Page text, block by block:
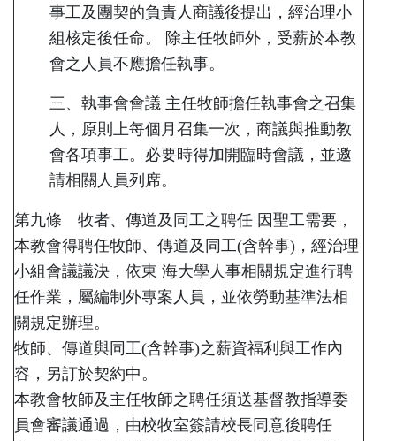
事工及團契的負責人商議後提出，經治理小
組核定後任命。 除主任牧師外，受薪於本教
會之人員不應擔任執事。
三、執事會會議 主任牧師擔任執事會之召集
人，原則上每個月召集一次，商議與推動教
會各項事工。必要時得加開臨時會議，並邀
請相關人員列席。
第九條 牧者、傳道及同工之聘任 因聖工需要，
本教會得聘任牧師、傳道及同工(含幹事)，經治理
小組會議議決，依東 海大學人事相關規定進行聘
任作業，屬編制外專案人員，並依勞動基準法相
關規定辦理。
牧師、傳道與同工(含幹事)之薪資福利與工作內
容，另訂於契約中。
本教會牧師及主任牧師之聘任須送基督教指導委
員會審議通過，由校牧室簽請校長同意後聘任